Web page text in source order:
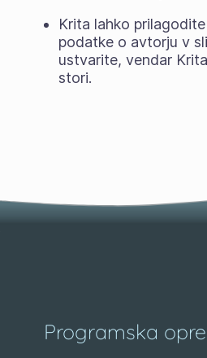
Krita lahko
podatke o avtorju v
ustvarite, vendar
stori.
Programska